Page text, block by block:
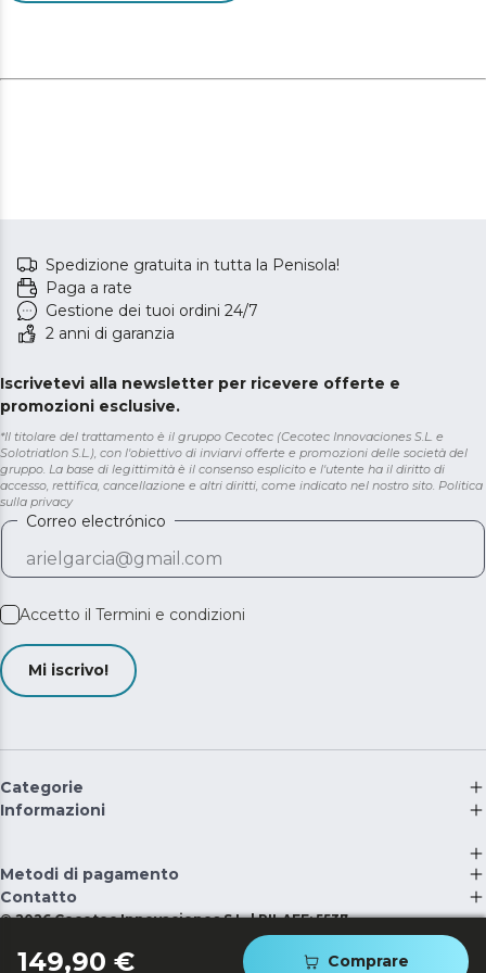
149,90 € Comprare
Spedizione gratuita in tutta la Penisola!
Paga a rate
Gestione dei tuoi ordini 24/7
2 anni di garanzia
Iscrivetevi alla newsletter per ricevere offerte e
promozioni esclusive.
*Il titolare del trattamento è il gruppo Cecotec (Cecotec Innovaciones S.L. e
Solotriatlon S.L.), con l'obiettivo di inviarvi offerte e promozioni delle società del
gruppo. La base di legittimità è il consenso esplicito e l'utente ha il diritto di
accesso, rettifica, cancellazione e altri diritti, come indicato nel nostro sito. Politica
sulla privacy
Correo electrónico
Accetto il Termini e condizioni
Mi iscrivo!
Categorie
Informazioni
Metodi di pagamento
Contatto
©2026 Cecotec Innovaciones S.L. | RII-AEE: 5537